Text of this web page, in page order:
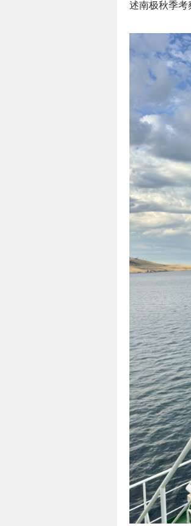
述南极秋季考